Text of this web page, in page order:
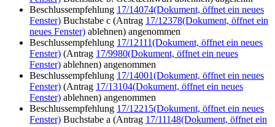
Beschlussempfehlung 17/14074(Dokument, öffnet ein neues
Fenster) Buchstabe c (Antrag 17/12378(Dokument, öffnet ein
neues Fenster) ablehnen) angenommen
Beschlussempfehlung 17/12111(Dokument, öffnet ein neues
Fenster) (Antrag 17/9980(Dokument, öffnet ein neues
Fenster) ablehnen) angenommen
Beschlussempfehlung 17/14001(Dokument, öffnet ein neues
Fenster) (Antrag 17/13104(Dokument, öffnet ein neues
Fenster) ablehnen) angenommen
Beschlussempfehlung 17/12215(Dokument, öffnet ein neues
Fenster) Buchstabe a (Antrag 17/11148(Dokument, öffnet ein